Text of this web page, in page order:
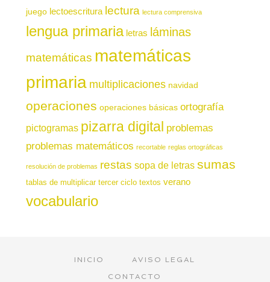
juego lectoescritura lectura lectura comprensiva
lengua primaria letras láminas
matemáticas matemáticas
primaria multiplicaciones navidad
operaciones operaciones básicas ortografía
pictogramas pizarra digital problemas
problemas matemáticos recortable reglas ortográficas
resolución de problemas restas sopa de letras sumas
tablas de multiplicar tercer ciclo textos verano
vocabulario
INICIO
AVISO LEGAL
CONTACTO